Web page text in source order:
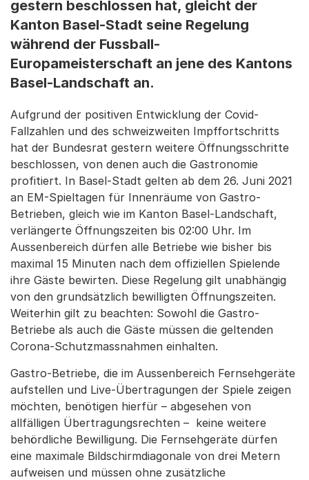
gestern beschlossen hat, gleicht der
Kanton Basel-Stadt seine Regelung
während der Fussball-
Europameisterschaft an jene des Kantons
Basel-Landschaft an.
Aufgrund der positiven Entwicklung der Covid-
Fallzahlen und des schweizweiten Impffortschritts
hat der Bundesrat gestern weitere Öffnungsschritte
beschlossen, von denen auch die Gastronomie
profitiert. In Basel-Stadt gelten ab dem 26. Juni 2021
an EM-Spieltagen für Innenräume von Gastro-
Betrieben, gleich wie im Kanton Basel-Landschaft,
verlängerte Öffnungszeiten bis 02:00 Uhr. Im
Aussenbereich dürfen alle Betriebe wie bisher bis
maximal 15 Minuten nach dem offiziellen Spielende
ihre Gäste bewirten. Diese Regelung gilt unabhängig
von den grundsätzlich bewilligten Öffnungszeiten.
Weiterhin gilt zu beachten: Sowohl die Gastro-
Betriebe als auch die Gäste müssen die geltenden
Corona-Schutzmassnahmen einhalten.
Gastro-Betriebe, die im Aussenbereich Fernsehgeräte
aufstellen und Live-Übertragungen der Spiele zeigen
möchten, benötigen hierfür – abgesehen von
allfälligen Übertragungsrechten – keine weitere
behördliche Bewilligung. Die Fernsehgeräte dürfen
eine maximale Bildschirmdiagonale von drei Metern
aufweisen und müssen ohne zusätzliche